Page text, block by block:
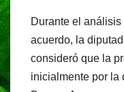
Durante el
acuerdo, la
consideró que la
inicialmente por la